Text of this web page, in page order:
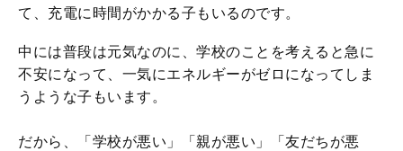
て、充電に時間がかかる子もいるのです。
中には普段は元気なのに、学校のことを考えると急に
不安になって、一気にエネルギーがゼロになってしま
うような子もいます。
だから、「学校が悪い」「親が悪い」「友だちが悪